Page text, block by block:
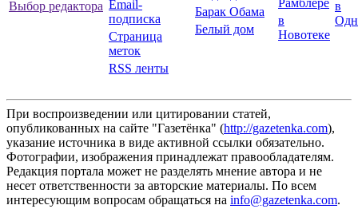
Выбор редактора Email-
подписка
Страница
меток
RSS ленты
Барак Обама
Белый дом
Рамблере
в
Новотеке
в
При воспроизведении или цитировании статей,
опубликованных на сайте "Газетёнка" (http://gazetenka.com),
указание источника в виде активной ссылки обязательно.
Фотографии, изображения принадлежат правообладателям.
Редакция портала может не разделять мнение автора и не
несет ответственности за авторские материалы. По всем
интересующим вопросам обращаться на info@gazetenka.com.